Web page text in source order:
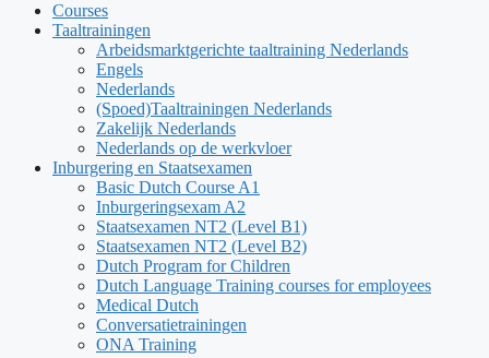
Courses
Taaltrainingen
Arbeidsmarktgerichte taaltraining Nederlands
Engels
Nederlands
(Spoed)Taaltrainingen Nederlands
Zakelijk Nederlands
Nederlands op de werkvloer
Inburgering en Staatsexamen
Basic Dutch Course A1
Inburgeringsexam A2
Staatsexamen NT2 (Level B1)
Staatsexamen NT2 (Level B2)
Dutch Program for Children
Dutch Language Training courses for employees
Medical Dutch
Conversatietrainingen
ONA Training